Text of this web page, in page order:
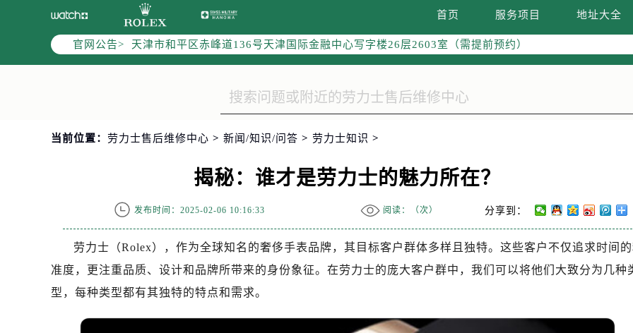
首页 服务项目 地址大全
官网公告>
北京市东城区东长安街1号东方广场写字楼W3座6层602室（需提前预约）
北京市朝阳区建国门外大街甲6号华熙国际中心写字楼D座11层1102室（需提前预约）
天津市和平区赤峰道136号天津国际金融中心写字楼26层2603室（需提前预约）
上海市徐汇区虹桥路3号港汇中心写字楼2座37层3705室（需提前预约）
南京市秦淮区中山南路1号（新街口）南京中心写字楼22层C1-1室（需提前预约）
徐州市鼓楼区淮海东路29号苏宁广场IFC国际金融中心写字楼35层3508室（需提前预约）
盐城市盐都区世纪大道5号盐城金融城写字楼1号楼16层1604室（需提前预约）
泰州市海陵区永定东路399号置地商务中心东塔写字楼（华润万象城）17层1706室（需提前预约）
杭州市上城区钱江路1366号华润大厦写字楼A座5层503-5室（需提前预约）
金华市金东区东市南街777号金华万达广场写字楼4号楼22层2209室（需提前预约）
嘉兴市南湖区广益路705号嘉兴世界贸易中心写字楼A座13层1304室（需提前预约）
南昌市红谷滩新区红谷中大道998号绿地双子塔（中央广场）A1座办公楼14层07室（需提前预约）
当前位置： 劳力士售后维修中心 > 新闻/知识/问答 > 劳力士知识 >
揭秘：谁才是劳力士的魅力所在？
发布时间：2025-02-06 10:16:33 阅读：（次） 分享到：
劳力士（Rolex），作为全球知名的奢侈手表品牌，其目标客户群体多样且独特。这些客户不仅追求时间
准度，更注重品质、设计和品牌所带来的身份象征。在劳力士的庞大客户群中，我们可以将他们大致分为几种
型，每种类型都有其独特的特点和需求。